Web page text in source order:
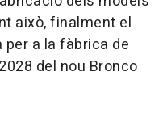
això, finalment el
a la fàbrica de
del nou Bronco